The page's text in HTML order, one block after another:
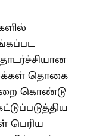
மக்கள் தொகை
கொண்டு
பெரிய